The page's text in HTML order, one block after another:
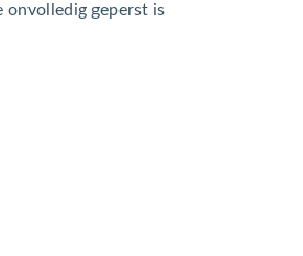
onvolledig geperst is